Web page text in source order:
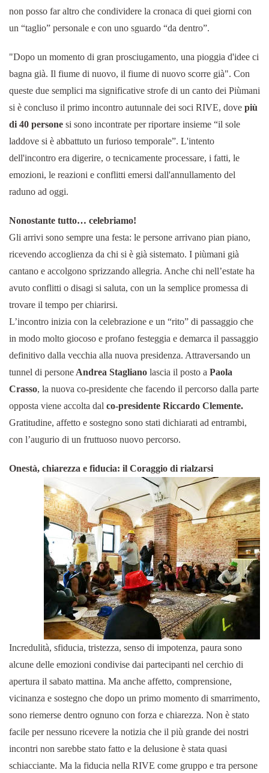
non posso far altro che condividere la cronaca di quei giorni con
un “taglio” personale e con uno sguardo “da dentro”.
"Dopo un momento di gran prosciugamento, una pioggia d'idee ci
bagna già. Il fiume di nuovo, il fiume di nuovo scorre già". Con
queste due semplici ma significative strofe di un canto dei Piùmani
si è concluso il primo incontro autunnale dei soci RIVE, dove più
di 40 persone si sono incontrate per riportare insieme “il sole
laddove si è abbattuto un furioso temporale”. L'intento
dell'incontro era digerire, o tecnicamente processare, i fatti, le
emozioni, le reazioni e conflitti emersi dall'annullamento del
raduno ad oggi.
Nonostante tutto… celebriamo!
Gli arrivi sono sempre una festa: le persone arrivano pian piano,
ricevendo accoglienza da chi si è già sistemato. I piùmani già
cantano e accolgono sprizzando allegria. Anche chi nell’estate ha
avuto conflitti o disagi si saluta, con un la semplice promessa di
trovare il tempo per chiarirsi.
L’incontro inizia con la celebrazione e un “rito” di passaggio che
in modo molto giocoso e profano festeggia e demarca il passaggio
definitivo dalla vecchia alla nuova presidenza. Attraversando un
tunnel di persone Andrea Stagliano lascia il posto a Paola
Crasso, la nuova co-presidente che facendo il percorso dalla parte
opposta viene accolta dal co-presidente Riccardo Clemente.
Gratitudine, affetto e sostegno sono stati dichiarati ad entrambi,
con l’augurio di un fruttuoso nuovo percorso.
Onestà, chiarezza e fiducia: il Coraggio di rialzarsi
Incredulità, sfiducia, tristezza, senso di impotenza, paura sono
alcune delle emozioni condivise dai partecipanti nel cerchio di
apertura il sabato mattina. Ma anche affetto, comprensione,
vicinanza e sostegno che dopo un primo momento di smarrimento,
sono riemerse dentro ognuno con forza e chiarezza. Non è stato
facile per nessuno ricevere la notizia che il più grande dei nostri
incontri non sarebbe stato fatto e la delusione è stata quasi
schiacciante. Ma la fiducia nella RIVE come gruppo e tra persone